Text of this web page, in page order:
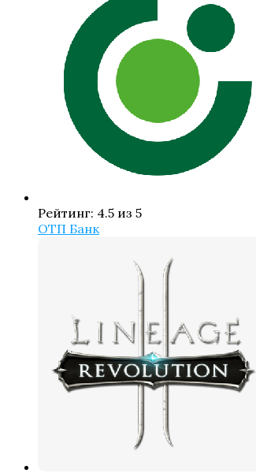
Рейтинг: 4.5 из 5
ОТП Банк